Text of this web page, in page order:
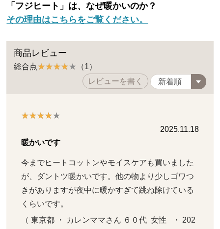
「フジヒート」は、なぜ暖かいのか？
その理由はこちらをご覧ください。
商品レビュー
総合点
（1）
レビューを書く
2025.11.18
暖かいです
今までヒートコットンやモイスケアも買いました
が、ダントツ暖かいです。他の物より少しゴワつ
きがありますが夜中に暖かすぎて跳ね除けている
くらいです。
（ 東京都 ・ カレンママさん ６０代  女性   ・ 202